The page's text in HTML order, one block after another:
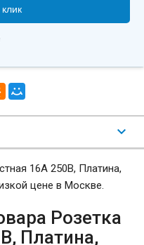
16А 250В, Платина,
цене в Москве.
Розетка
Платина,